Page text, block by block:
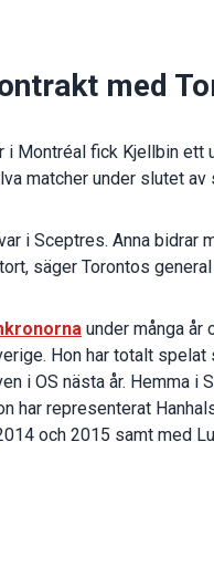
med
Montréal fick Kjellbin ett
matcher under slutet av
i Sceptres. Anna bidrar
säger Torontos general
under många år
Hon har totalt
i OS nästa år. Hemma i
har representerat
och 2015 samt med